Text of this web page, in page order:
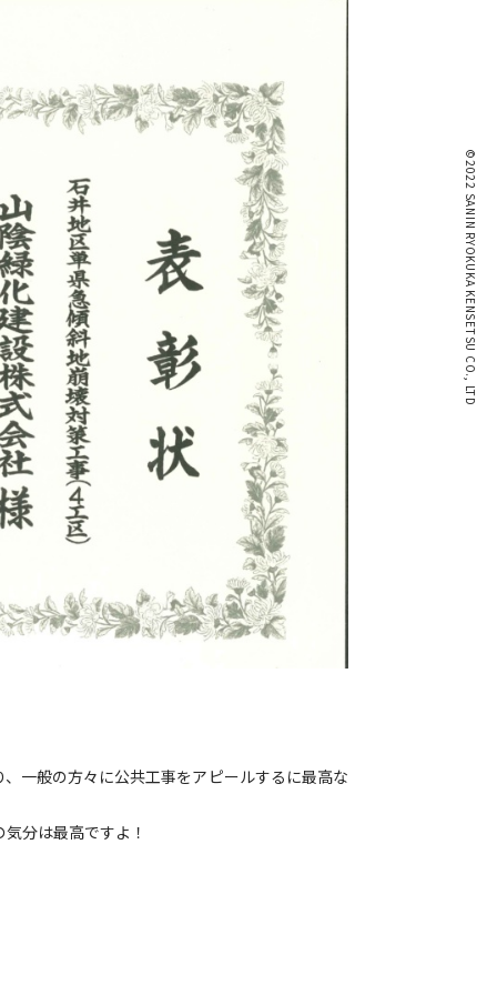
一般の方々に公共工事をアピールするに最高な
分は最高ですよ！
©2022 SANIN RYOKUKA KENSETSU CO., LTD